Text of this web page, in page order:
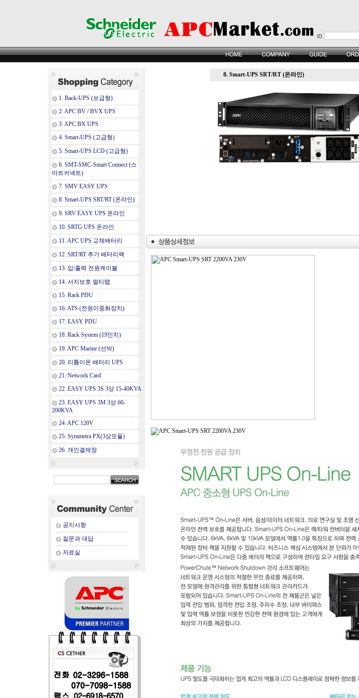
1. Back-UPS (보급형)
2. APC BV / BVX UPS
3. APC BX UPS
4. Smart-UPS (고급형)
5. Smart-UPS LCD (고급형)
6. SMT-SMC-Smart Connect (스
마트커넥트)
7. SMV EASY UPS
8. Smart-UPS SRT/RT (온라인)
9. SRV EASY UPS 온라인
10. SRTG UPS 온라인
11. APC UPS 교체배터리
12. SRT/RT 추가 배터리팩
13. 입/출력 전원케이블
14. 서지보호 멀티탭
15. Rack PDU
16. ATS (전원이중화장치)
17. EASY PDU
18. Rack System (19인치)
19. APC Marine (선박)
20. 리튬이온 배터리 UPS
21. Network Card
22. EASY UPS 3S 3상 15-40KVA
23. EASY UPS 3M 3상 60-
200KVA
24. APC 120V
25. Symmetra PX(3상모듈)
26. 개인결제창
공지사항
질문과 대답
자료실
8. Smart-UPS SRT/RT (온라인)